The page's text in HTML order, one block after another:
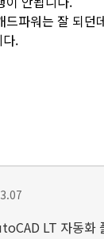
드파워는 잘 되던
.
LT 자동화